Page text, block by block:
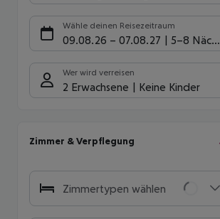
Wähle deinen Reisezeitraum
09.08.26 – 07.08.27 5-8 Nächte
Wer wird verreisen
2 Erwachsene Keine Kinder
Zimmer & Verpflegung
Zimmertypen wählen